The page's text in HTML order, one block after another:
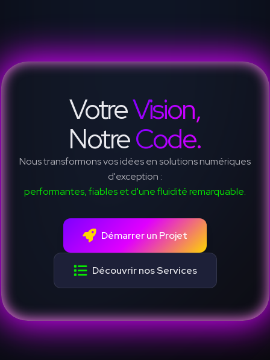
VotreVision,
NotreCode.
Nous transformons vos idées en solutions numériques
d'exception :
performantes, fiables et d'une fluidité remarquable.
Démarrer un Projet
Découvrir nos Services